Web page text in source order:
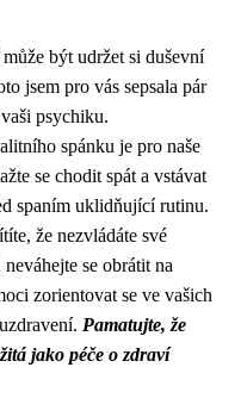
být udržet si duševní
jsem pro vás sepsala pár
psychiku.
spánku je pro naše
se chodit spát a vstávat
spaním uklidňující rutinu.
že nezvládáte své
se obrátit na
zorientovat se ve vašich
Pamatujte, že
jako péče o zdraví